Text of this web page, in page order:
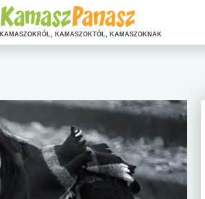
KAMASZOKRÓL, KAMASZOKTÓL, KAMASZOKNAK